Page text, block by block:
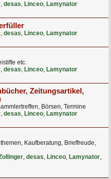
, desas, Linceo, Lamynator
, desas, Linceo, Lamynator
etc.
, desas, Linceo, Lamynator
Zeitungsartikel,
Börsen, Termine
, desas, Linceo, Lamynator
Kaufberatung, Brieffreude,
, desas, Linceo, Lamynator,